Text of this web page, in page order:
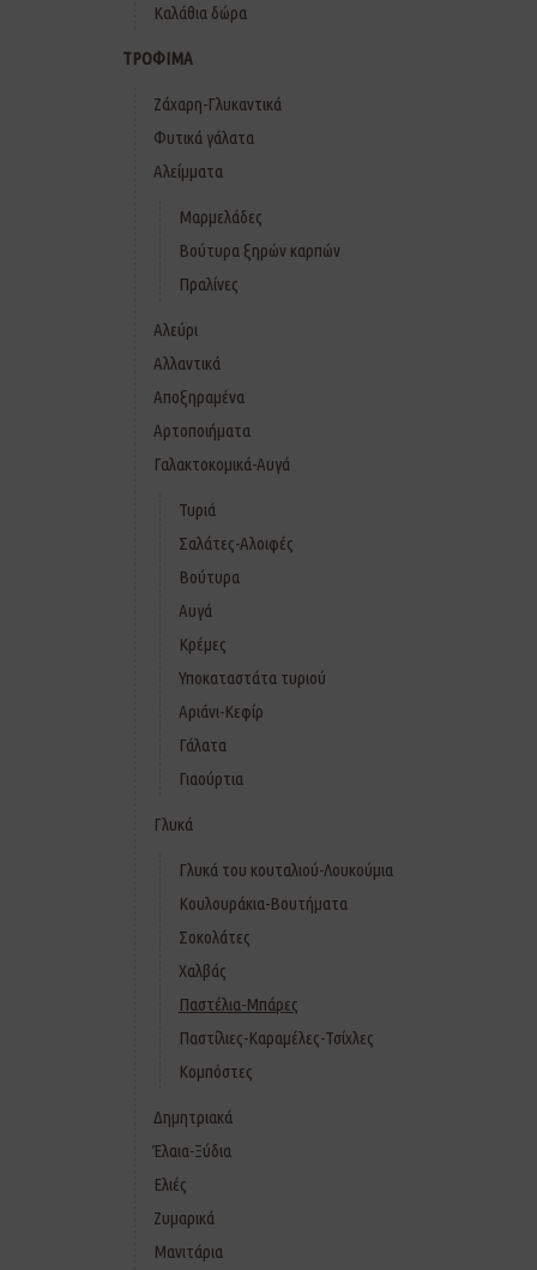
Καλάθια δώρα
ΤΡΟΦΙΜΑ
Ζάχαρη-Γλυκαντικά
Φυτικά γάλατα
Αλείμματα
Μαρμελάδες
Βούτυρα ξηρών καρπών
Πραλίνες
Αλεύρι
Αλλαντικά
Αποξηραμένα
Αρτοποιήματα
Γαλακτοκομικά-Αυγά
Τυριά
Σαλάτες-Αλοιφές
Βούτυρα
Αυγά
Κρέμες
Υποκαταστάτα τυριού
Αριάνι-Κεφίρ
Γάλατα
Γιαούρτια
Γλυκά
Γλυκά του κουταλιού-Λουκούμια
Κουλουράκια-Βουτήματα
Σοκολάτες
Χαλβάς
Παστέλια-Μπάρες
Παστίλιες-Καραμέλες-Τσίχλες
Κομπόστες
Δημητριακά
Έλαια-Ξύδια
Ελιές
Ζυμαρικά
Μανιτάρια